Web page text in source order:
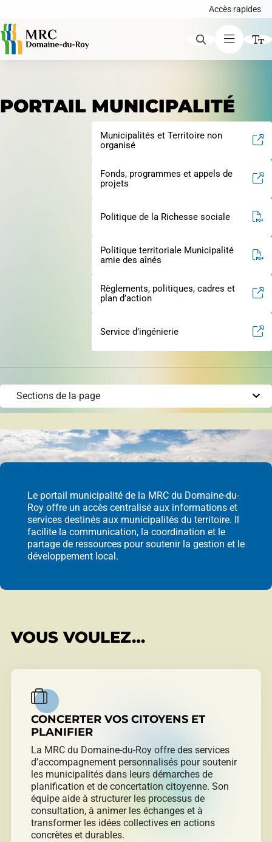
Accès rapides
Augmenter le texte
Diminuer le texte
Niveau de gris
Police d'écriture lisible
Réinitialiser
Avis publics
Demande de certificat d'autorisation ou de
Développement éolien
Évaluation foncière
Fonds, programmes et appels de projets
Règlements, politiques, cadres, plans
d’action et autres documents
Sable et gravier
Villégiature
Vente pour non-paiement de taxes
PORTAIL MUNICIPALITÉ
Municipalités et Territoire non
organisé
Fonds, programmes et appels de
projets
Politique de la Richesse sociale
Politique territoriale Municipalité
amie des aînés
Règlements, politiques, cadres et
plan d’action
Service d’ingénierie
Le portail municipalité de la MRC du Domaine-du-
Roy offre un accès centralisé aux informations et
services destinés aux municipalités du territoire. Il
facilite la communication, la coordination et le
partage de ressources pour soutenir la gestion et le
développement local.
VOUS VOULEZ…
CONCERTER VOS CITOYENS ET
PLANIFIER
La MRC du Domaine-du-Roy offre des services
d’accompagnement personnalisés pour soutenir
les municipalités dans leurs démarches de
planification et de concertation citoyenne. Son
équipe aide à structurer les processus de
consultation, à animer les échanges et à
transformer les idées collectives en actions
concrètes et durables.